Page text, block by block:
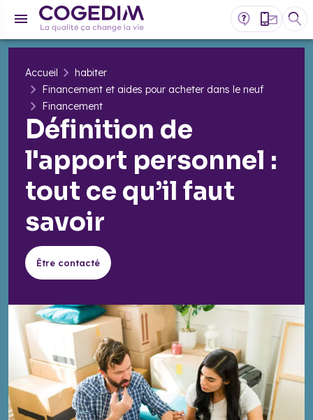
Accueil
habiter
Financement et aides pour acheter dans le neuf
Financement
Définition de
l'apport personnel :
tout ce qu’il faut
savoir
Être contacté